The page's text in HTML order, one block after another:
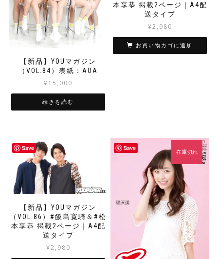
【新品】YOUマガジン
（VOL.84）表紙：AOA
¥15,000
続きを読む
本享恭 掲載2ページ｜A4配
送タイプ
¥2,980
お買い物カゴに追加
Save
【新品】YOUマガジン
（VOL.86）#飯島寛騎＆#松
本享恭 掲載2ページ｜A4配
送タイプ
¥2,980
Save
在庫切れ